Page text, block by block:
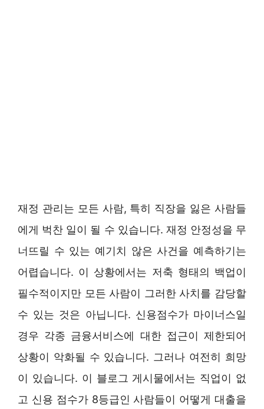
재정 관리는 모든 사람, 특히 직장을 잃은 사람들
에게 벅찬 일이 될 수 있습니다. 재정 안정성을 무
너뜨릴 수 있는 예기치 않은 사건을 예측하기는
어렵습니다. 이 상황에서는 저축 형태의 백업이
필수적이지만 모든 사람이 그러한 사치를 감당할
수 있는 것은 아닙니다. 신용점수가 마이너스일
경우 각종 금융서비스에 대한 접근이 제한되어
상황이 악화될 수 있습니다. 그러나 여전히 희망
이 있습니다. 이 블로그 게시물에서는 직업이 없
고 신용 점수가 8등급인 사람들이 어떻게 대출을